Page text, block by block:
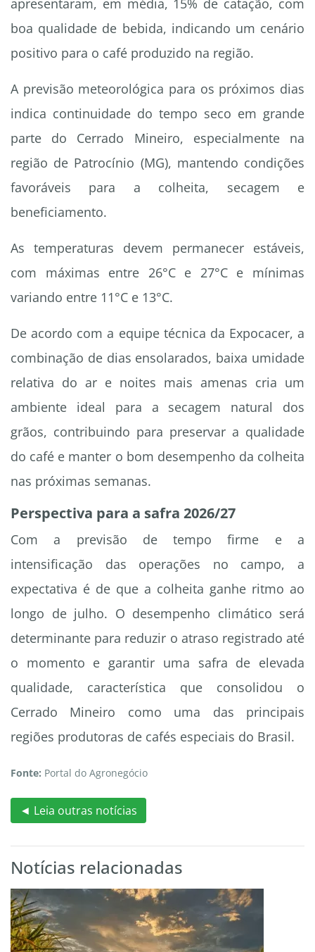
apresentaram, em média, 15% de catação, com
boa qualidade de bebida, indicando um cenário
positivo para o café produzido na região.
A previsão meteorológica para os próximos dias
indica continuidade do tempo seco em grande
parte do Cerrado Mineiro, especialmente na
região de Patrocínio (MG), mantendo condições
favoráveis para a colheita, secagem e
beneficiamento.
As temperaturas devem permanecer estáveis,
com máximas entre 26°C e 27°C e mínimas
variando entre 11°C e 13°C.
De acordo com a equipe técnica da Expocacer, a
combinação de dias ensolarados, baixa umidade
relativa do ar e noites mais amenas cria um
ambiente ideal para a secagem natural dos
grãos, contribuindo para preservar a qualidade
do café e manter o bom desempenho da colheita
nas próximas semanas.
Perspectiva para a safra 2026/27
Com a previsão de tempo firme e a
intensificação das operações no campo, a
expectativa é de que a colheita ganhe ritmo ao
longo de julho. O desempenho climático será
determinante para reduzir o atraso registrado até
o momento e garantir uma safra de elevada
qualidade, característica que consolidou o
Cerrado Mineiro como uma das principais
regiões produtoras de cafés especiais do Brasil.
Fonte: Portal do Agronegócio
◄ Leia outras notícias
Notícias relacionadas